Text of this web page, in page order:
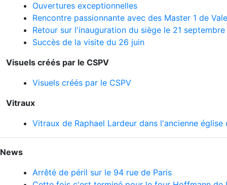
Ouvertures exceptionnelles
Rencontre passionnante avec des Master 1 de
Retour sur l'inauguration du siège le 21 septembre
Succès de la visite du 26 juin
Visuels créés par le CSPV
Visuels créés par le CSPV
Vitraux
Vitraux de Raphael Lardeur dans l'ancienne église
News
Arrêté de péril sur le 94 rue de Paris